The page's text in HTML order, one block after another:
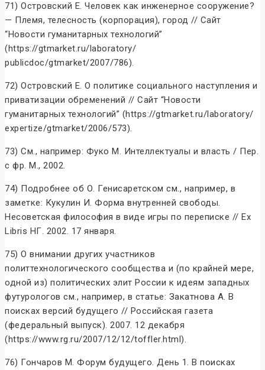
71) Островский Е. Человек как инженерное сооружение?
— Племя, телесность (корпорация), город // Сайт
“Новости гуманитарных технологий”
(https://gtmarket.ru/laboratory/
publicdoc/gtmarket/2007/786).
72) Островский Е. О политике социального наступления и
приватизации обременений // Сайт “Новости
гуманитарных технологий” (https://gtmarket.ru/laboratory/
expertize/gtmarket/2006/573).
73) См., например: Фуко М. Интеллектуалы и власть / Пер.
с фр. М., 2002.
74) Подробнее об О. Генисаретском см., например, в
заметке: Кукулин И. Форма внутренней свободы.
Несоветская философия в виде игры по переписке // Ex
Libris НГ. 2002. 17 января.
75) О внимании других участников
политтехнологического сообщества и (по крайней мере,
одной из) политических элит России к идеям западных
футурологов см., например, в статье: Закатнова А. В
поисках версий будущего // Российская газета
(федеральный выпуск). 2007. 12 декабря
(https://www.rg.ru/2007/12/12/toffler.html).
76) Гончаров М. Форум будущего. День 1. В поисках